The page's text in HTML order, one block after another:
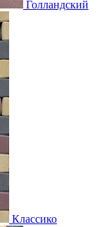
Голландский
Классико